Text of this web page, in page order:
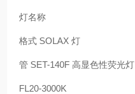
灯名称
格式 SOLAX 灯
管 SET-140F 高显色性荧光灯
FL20-3000K